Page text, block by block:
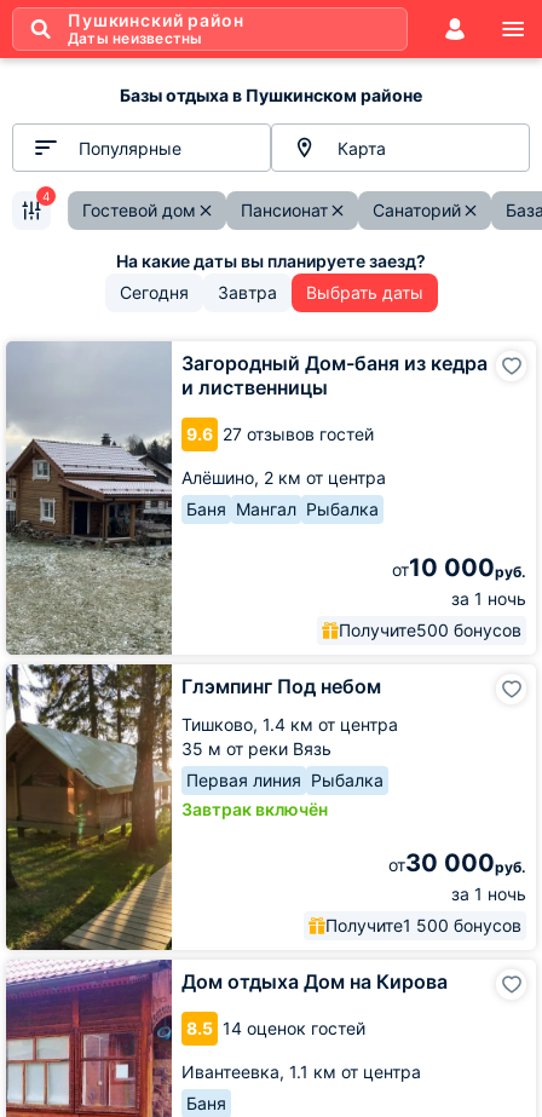
Пушкинский район
Даты неизвестны
Базы отдыха в Пушкинском районе
Популярные Карта
Гостевой дом Пансионат Санаторий
4
Сегодня Завтра Выбрать даты
Загородный Дом-баня из кедра
и лиственницы
9.6 27 отзывов гостей
Алёшино, 2 км от центра
Баня Мангал Рыбалка
от10 000руб.
за 1 ночь
Получите500 бонусов
Загородный
кедра
и
лиственницы
Глэмпинг Под небом
Тишково, 1.4 км от центра
35 м от реки Вязь
Первая линия Рыбалка
Завтрак включён
от30 000руб.
за 1 ночь
Получите1 500 бонусов
Глэмпинг
Под
небом
Дом отдыха Дом на Кирова
8.5 14 оценок гостей
Ивантеевка, 1.1 км от центра
Баня
Дом
отдыха
Дом
на
Кирова